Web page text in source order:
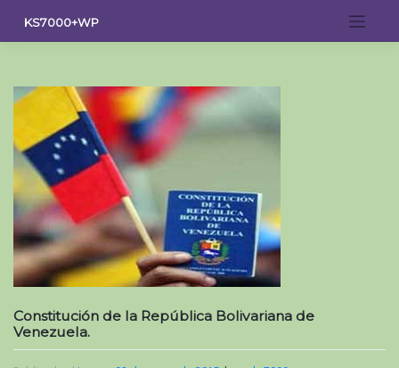
contenido
KS7000+WP
Constitución de la República Bolivariana de
Venezuela.